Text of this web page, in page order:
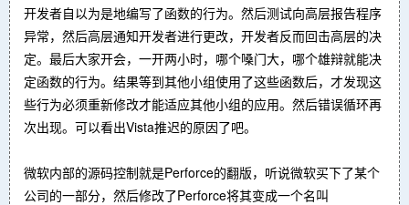
开发者自以为是地编写了函数的行为。然后测试向高层报告程序
异常，然后高层通知开发者进行更改，开发者反而回击高层的决
定。最后大家开会，一开两小时，哪个嗓门大，哪个雄辩就能决
定函数的行为。结果等到其他小组使用了这些函数后，才发现这
些行为必须重新修改才能适应其他小组的应用。然后错误循环再
次出现。可以看出Vista推迟的原因了吧。
微软内部的源码控制就是Perforce的翻版，听说微软买下了某个
公司的一部分，然后修改了Perforce将其变成一个名叫